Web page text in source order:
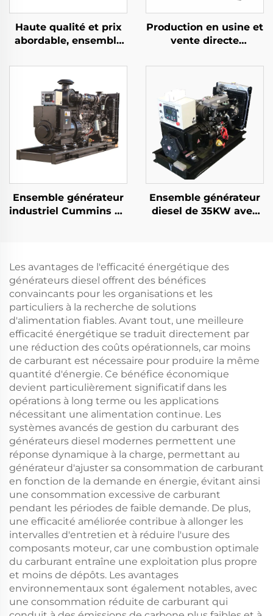
Haute qualité et prix
abordable, ensemble
Ricardo de 200KW
Production en usine et
vente directe
générateurs diesel
haute performance
Ricardo
Ensemble générateur
industriel Cummins de
électrique courante
Ensemble générateur
diesel de 35KW avec
démarrage froid
Les avantages de l'efficacité énergétique des
générateurs diesel offrent des bénéfices
convaincants pour les organisations et les
particuliers à la recherche de solutions
d'alimentation fiables. Avant tout, une meilleure
efficacité énergétique se traduit directement par
une réduction des coûts opérationnels, car moins
de carburant est nécessaire pour produire la même
quantité d'énergie. Ce bénéfice économique
devient particulièrement significatif dans les
opérations à long terme ou les applications
nécessitant une alimentation continue. Les
systèmes avancés de gestion du carburant des
générateurs diesel modernes permettent une
réponse dynamique à la charge, permettant au
générateur d'ajuster sa consommation de carburant
en fonction de la demande en énergie, évitant ainsi
une consommation excessive de carburant
pendant les périodes de faible demande. De plus,
une efficacité améliorée contribue à allonger les
intervalles d'entretien et à réduire l'usure des
composants moteur, car une combustion optimale
du carburant entraîne une exploitation plus propre
et moins de dépôts. Les avantages
environnementaux sont également notables, avec
une consommation réduite de carburant qui